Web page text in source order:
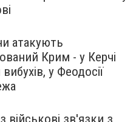
атакують
Крим - у Керчі
вибухів, у Феодосії
військові зв'язки з